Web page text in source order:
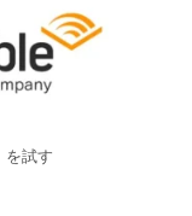
を試す